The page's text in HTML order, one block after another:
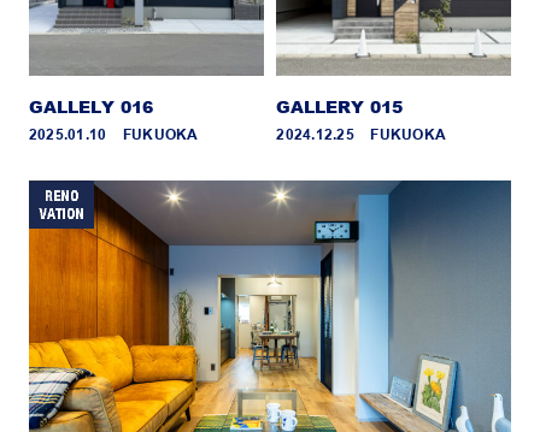
GALLELY 016
2025.01.10 _ FUKUOKA
GALLERY 015
2024.12.25 _ FUKUOKA